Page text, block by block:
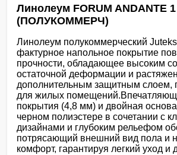
Линолеум FORUM ANDANTE
(ПОЛУКОММЕРЧ)
Линолеум полукоммерческий
фактурное напольное покрытие
прочности, обладающее высоким
остаточной деформации и
дополнительным защитным слоем,
для жилых
покрытия (4,8 мм) и двойная
черном полиэстере в сочетании с
дизайнами и глубоким рельефом
потрясающий внешний вид пола и
комфорт, гарантируя легкий уход и